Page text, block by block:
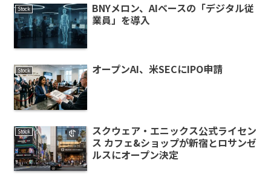
Stock
BNYメロン、AIベースの「デジタル従
業員」を導入
Stock オープンAI、米SECにIPO申請
Stock
スクウェア・エニックス公式ライセン
ス カフェ&ショップが新宿とロサンゼ
ルスにオープン決定